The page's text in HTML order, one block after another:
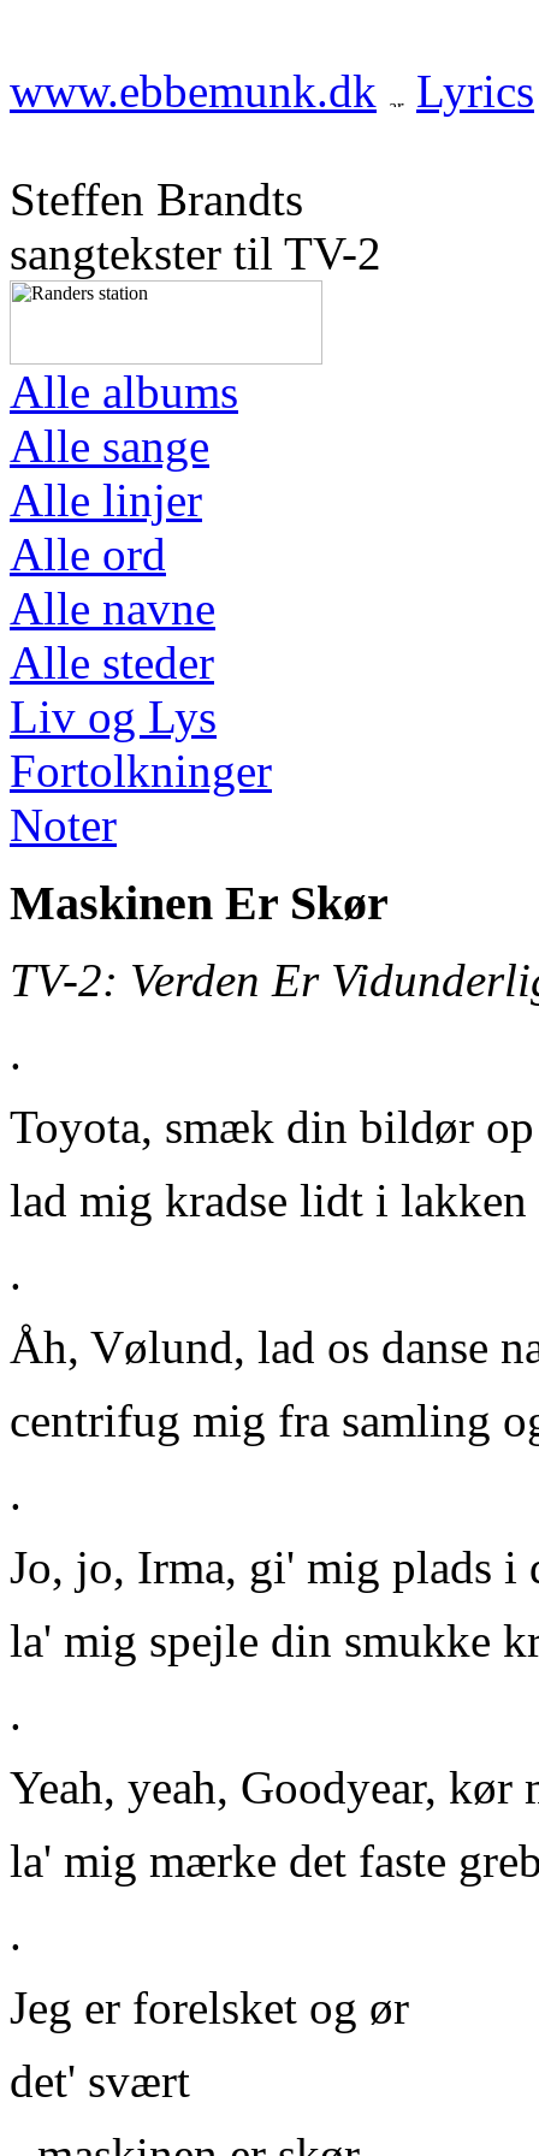
www.ebbemunk.dk Lyrics
Steffen Brandts
sangtekster til TV-2
Alle albums
Alle sange
Alle linjer
Alle ord
Alle navne
Alle steder
Liv og Lys
Fortolkninger
Noter
Maskinen Er Skør
TV-2: Verden Er
.
Toyota, smæk din bildør
lad mig kradse lidt i lakken
.
Åh, Vølund, lad os danse
centrifug mig fra samling
.
Jo, jo, Irma, gi' mig plads i
la' mig spejle din smukke
.
Yeah, yeah, Goodyear, kør
la' mig mærke det faste
.
Jeg er forelsket og ør
det' svært